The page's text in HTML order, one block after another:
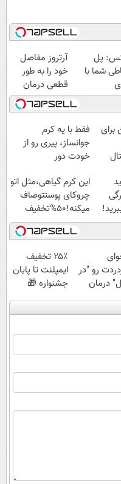
پل
شما با
آرتروز مفاصل
خود را به طور
قطعی درمان
کنید!
◗پرسش‌نامه◖
برای
فقط با یه کرم
جوانساز، پیری رو از
خودت دور
این کرم گیاهی،مثل اتو
چروکای پوستتوصاف
میکنه!50%تخفیف
رو "در
درمان
(◂فیلم +
۲۵٪ تخفیف
ایمپلنت تا پایان
جشنواره 🎁